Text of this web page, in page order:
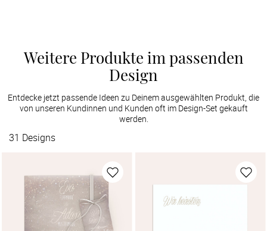
Weitere Produkte im passenden
Design
Entdecke jetzt passende Ideen zu Deinem ausgewählten Produkt, die
von unseren Kundinnen und Kunden oft im Design-Set gekauft
werden.
31 Designs